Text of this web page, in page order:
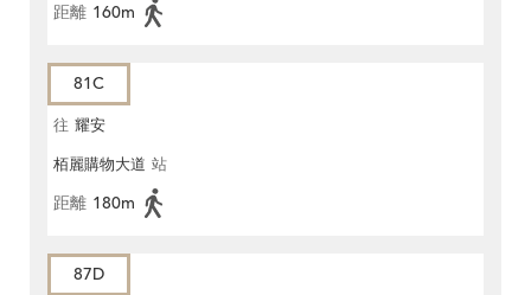
距離 160m
81C
往 耀安
栢麗購物大道 站
距離 180m
87D